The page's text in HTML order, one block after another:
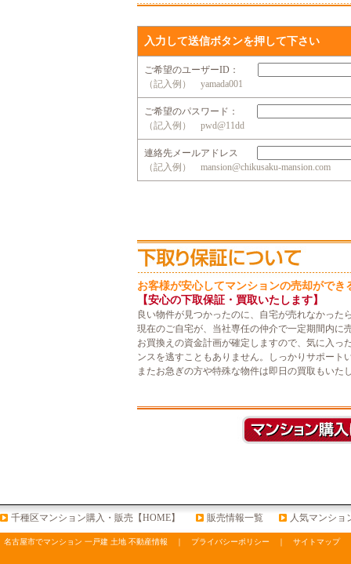
入力して送信ボタンを押して下さい
ご希望のユーザーID：
（記入例） yamada001
ご希望のパスワード：
（記入例） pwd@11dd
連絡先メールアドレス
（記入例） mansion@chikusaku-mansion.com
お客様が安心してマンションの売却がで
【安心の下取保証・買取いたします】
良い物件が見つかったのに、自宅が売れなかっ
現在のご自宅が、当社専任の仲介で一定期間内に
お買換えの資金計画が確定しますので、気に入
ンスを逃すこともありません。しっかりサポート
またお急ぎの方や特殊な物件は即日の買取もいた